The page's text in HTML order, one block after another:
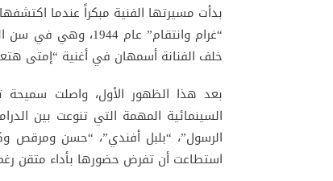
بدأت مسيرتها الفنية مبكراً عندما اكتشفها
“غرام وانتقام”
خلف الفنانة أسمهان في أغنية “إمتى
بعد هذا الظهور الأول، واصلت
السينمائية المهمة التي تنوعت بين
الرسول”، “بلبل أفندي”، “حسن ومرقص
استطاعت أن تفرض حضورها بأداء متقن رغم